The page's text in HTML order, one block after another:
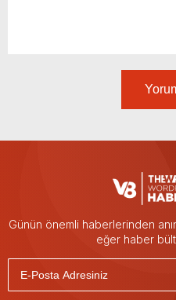
Günün önemli haberlerinden
eğer haber